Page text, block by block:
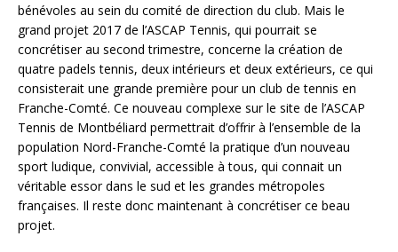
bénévoles au sein du comité de direction du club. Mais le
grand projet 2017 de l’ASCAP Tennis, qui pourrait se
concrétiser au second trimestre, concerne la création de
quatre padels tennis, deux intérieurs et deux extérieurs, ce qui
consisterait une grande première pour un club de tennis en
Franche-Comté. Ce nouveau complexe sur le site de l’ASCAP
Tennis de Montbéliard permettrait d’offrir à l’ensemble de la
population Nord-Franche-Comté la pratique d’un nouveau
sport ludique, convivial, accessible à tous, qui connait un
véritable essor dans le sud et les grandes métropoles
françaises. Il reste donc maintenant à concrétiser ce beau
projet.